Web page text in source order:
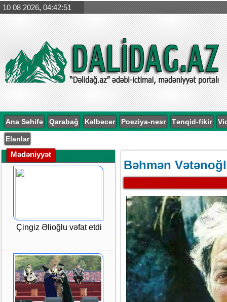
10 08 2026, 04:42:52
Ana Səhifə Qarabağ Kəlbəcər Poeziya-nəsr Tənqid-fikir
Elanlar
Mədəniyyət
Çingiz Əlioğlu vəfat etdi
Bəhmən